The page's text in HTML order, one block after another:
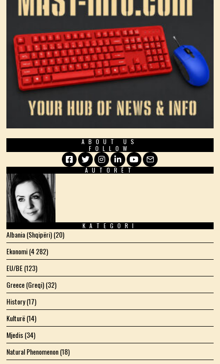
ABOUT US
FOLLOW
Facebook
TwitterInstagram
LinkedIn
YouTube
Email
AUTORËT
KATEGORI
Albania (Shqipëri)(20)
Ekonomi(4 282)
EU/BE(123)
Greece (Greqi)(32)
History(17)
Kulturë(14)
Mjedis(34)
Natural Phenomenon(18)